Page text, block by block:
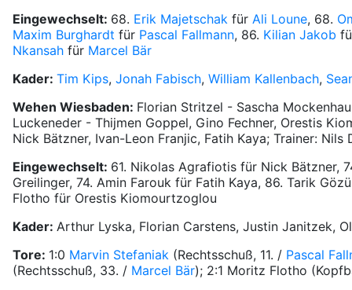
Eingewechselt: 68. Erik Majetschak für Ali Loune, 68.
Maxim Burghardt für Pascal Fallmann, 86. Kilian Jakob
Nkansah für Marcel Bär
Kader: Tim Kips, Jonah Fabisch, William Kallenbach,
Wehen Wiesbaden: Florian Stritzel - Sascha
Luckeneder - Thijmen Goppel, Gino Fechner, Orestis
Nick Bätzner, Ivan-Leon Franjic, Fatih Kaya; Trainer: Nils
Eingewechselt: 61. Nikolas Agrafiotis für Nick Bätzner,
Greilinger, 74. Amin Farouk für Fatih Kaya, 86. Tarik
Flotho für Orestis Kiomourtzoglou
Kader: Arthur Lyska, Florian Carstens, Justin Janitzek,
Tore: 1:0 Marvin Stefaniak (Rechtsschuß, 11. / Pascal
(Rechtsschuß, 33. / Marcel Bär); 2:1 Moritz Flotho